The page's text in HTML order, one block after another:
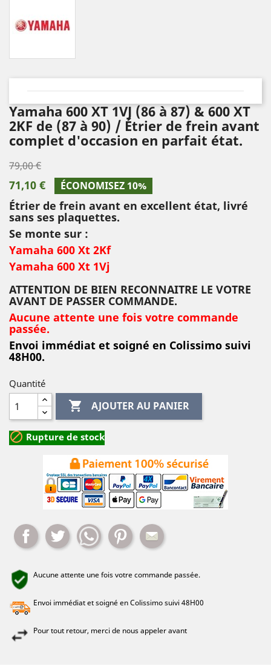
Yamaha 600 XT 1VJ (86 à 87) & 600 XT
2KF de (87 à 90) / Étrier de frein avant
complet d'occasion en parfait état.
79,00 €
71,10 € ÉCONOMISEZ 10%
Étrier de frein avant en excellent état, livré
sans ses plaquettes.
Se monte sur :
Yamaha 600 Xt 2Kf
Yamaha 600 Xt 1Vj
ATTENTION DE BIEN RECONNAITRE LE VOTRE
AVANT DE PASSER COMMANDE.
Aucune attente une fois votre commande
passée.
Envoi immédiat et soigné en Colissimo suivi
48H00.
Quantité
 AJOUTER AU PANIER
 Rupture de stock
Partager Tweet WhatsappPinterest
Aucune attente une fois votre commande passée.
Envoi immédiat et soigné en Colissimo suivi 48H00
Pour tout retour, merci de nous appeler avant